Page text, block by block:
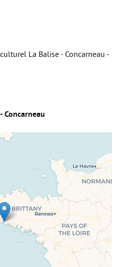
La Balise - Concarneau -
Concarneau